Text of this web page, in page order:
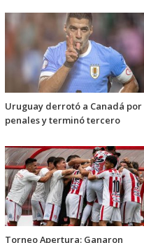
Uruguay derrotó a Canadá por
penales y terminó tercero
Torneo Apertura: Ganaron